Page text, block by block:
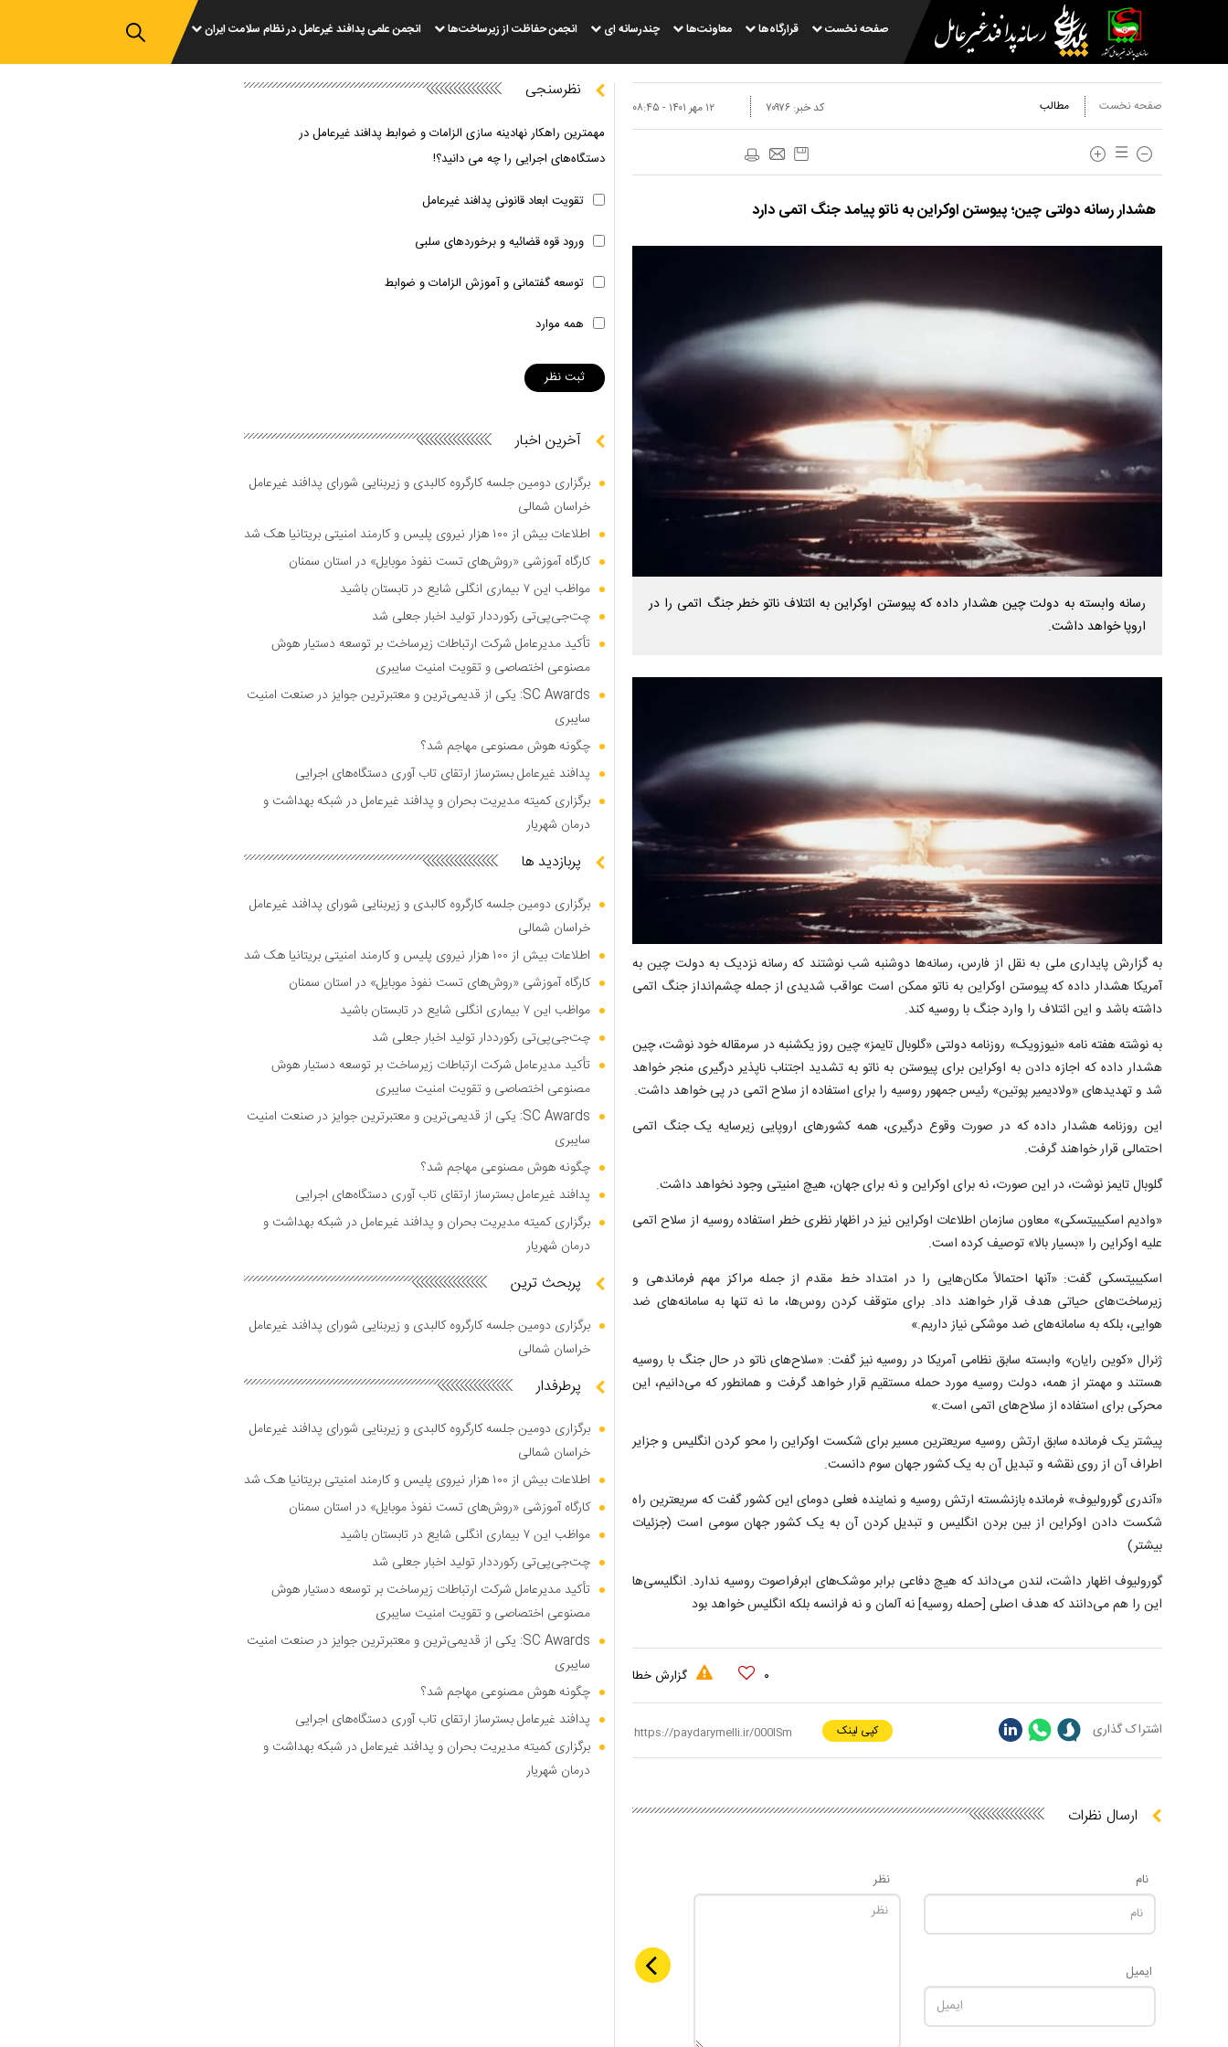
صفحه نخست قرارگاه‌ها معاونت‌ها چندرسانه ای انجمن حفاظت از زیرساخت‌ها انجمن علمی پدافند غیرعامل در نظام سلامت ایران
صفحه نخست مطالب ۱۲ مهر ۱۴۰۱ - ۰۸:۴۵ کد خبر: ۷۰۹۷۶
هشدار رسانه‌ دولتی چین؛ پیوستن اوکراین به ناتو پیامد جنگ اتمی دارد
رسانه وابسته به دولت چین هشدار داده که پیوستن اوکراین به ائتلاف ناتو خطر جنگ اتمی را در
اروپا خواهد داشت.
به گزارش پایداری ملی به نقل از فارس، رسانه‌ها دوشنبه شب نوشتند که رسانه‌ نزدیک به دولت چین به
آمریکا هشدار داده که پیوستن اوکراین به ناتو ممکن است عواقب شدیدی از جمله چشم‌انداز جنگ اتمی
داشته باشد و این ائتلاف را وارد جنگ با روسیه کند.
به نوشته هفته نامه «نیوزویک» روزنامه دولتی «گلوبال تایمز» چین روز یکشنبه در سرمقاله خود نوشت، چین
هشدار داده که اجازه دادن به اوکراین برای پیوستن به ناتو به تشدید اجتناب ناپذیر درگیری منجر خواهد
شد و تهدیدهای «ولادیمیر پوتین» رئیس جمهور روسیه را برای استفاده از سلاح اتمی در پی خواهد داشت.
این روزنامه هشدار داده که در صورت وقوع درگیری، همه کشورهای اروپایی زیرسایه یک جنگ اتمی
احتمالی قرار خواهند گرفت.
گلوبال تایمز نوشت، در این صورت، نه برای اوکراین و نه برای جهان، هیچ امنیتی وجود نخواهد داشت.
«وادیم اسکیبیتسکی» معاون سازمان اطلاعات اوکراین نیز در اظهار نظری خطر استفاده روسیه از سلاح اتمی
علیه اوکراین را «بسیار بالا» توصیف کرده است.
اسکیبیتسکی گفت: «آنها احتمالاً مکان‌هایی را در امتداد خط مقدم از جمله مراکز مهم فرماندهی و
زیرساخت‌های حیاتی هدف قرار خواهند داد. برای متوقف کردن روس‌ها، ما نه تنها به سامانه‌های ضد
هوایی، بلکه به سامانه‌های ضد موشکی نیاز داریم.»
ژنرال «کوین رایان» وابسته سابق نظامی آمریکا در روسیه نیز گفت: «سلاح‌های ناتو در حال جنگ با روسیه
هستند و مهمتر از همه، دولت روسیه مورد حمله مستقیم قرار خواهد گرفت و همانطور که می‌دانیم، این
محرکی برای استفاده از سلاح‌های اتمی است.»
پیشتر یک فرمانده سابق ارتش روسیه سریعترین مسیر برای شکست اوکراین را محو کردن انگلیس و جزایر
اطراف آن از روی نقشه و تبدیل آن به یک کشور جهان سوم دانست.
«آندری گورولیوف» فرمانده بازنشسته ارتش روسیه و نماینده فعلی دومای این کشور گفت که سریعترین راه
شکست دادن اوکراین از بین بردن انگلیس و تبدیل کردن آن به یک کشور جهان سومی است (جزئیات
بیشتر)
گورولیوف اظهار داشت، لندن می‌داند که هیچ دفاعی برابر موشک‌های ابرفراصوت روسیه ندارد. انگلیسی‌ها
این را هم می‌دانند که هدف اصلی [حمله روسیه] نه آلمان و نه فرانسه بلکه انگلیس خواهد بود
۰ گزارش خطا
اشتراک گذاری کپی لینک
ارسال نظرات
نام
ایمیل
نظر
نظرسنجی
مهمترین راهکار نهادینه سازی الزامات و ضوابط پدافند غیرعامل در
دستگاه‌های اجرایی را چه می دانید؟!
تقویت ابعاد قانونی پدافند غیرعامل
ورود قوه قضائیه و برخوردهای سلبی
توسعه گفتمانی و آموزش الزامات و ضوابط
همه موارد
آخرین اخبار
برگزاری دومین جلسه کارگروه کالبدی و زیربنایی شورای پدافند غیرعامل
خراسان شمالی
اطلاعات بیش از ۱۰۰ هزار نیروی پلیس و کارمند امنیتی بریتانیا هک شد
کارگاه آموزشی «روش‌های تست نفوذ موبایل» در استان سمنان
مواظب این ۷ بیماری انگلی شایع در تابستان باشید
چت‌جی‌پی‌تی رکورددار تولید اخبار جعلی شد
تأکید مدیرعامل شرکت ارتباطات زیرساخت بر توسعه دستیار هوش
مصنوعی اختصاصی و تقویت امنیت سایبری
SC Awards: یکی از قدیمی‌ترین و معتبرترین جوایز در صنعت امنیت
سایبری
چگونه هوش مصنوعی مهاجم شد؟
پدافند غیرعامل بسترساز ارتقای تاب آوری دستگاه‌های اجرایی
برگزاری کمیته مدیریت بحران و پدافند غیرعامل در شبکه بهداشت و
درمان شهریار
پربازدید ها
برگزاری دومین جلسه کارگروه کالبدی و زیربنایی شورای پدافند غیرعامل
خراسان شمالی
اطلاعات بیش از ۱۰۰ هزار نیروی پلیس و کارمند امنیتی بریتانیا هک شد
کارگاه آموزشی «روش‌های تست نفوذ موبایل» در استان سمنان
مواظب این ۷ بیماری انگلی شایع در تابستان باشید
چت‌جی‌پی‌تی رکورددار تولید اخبار جعلی شد
تأکید مدیرعامل شرکت ارتباطات زیرساخت بر توسعه دستیار هوش
مصنوعی اختصاصی و تقویت امنیت سایبری
SC Awards: یکی از قدیمی‌ترین و معتبرترین جوایز در صنعت امنیت
سایبری
چگونه هوش مصنوعی مهاجم شد؟
پدافند غیرعامل بسترساز ارتقای تاب آوری دستگاه‌های اجرایی
برگزاری کمیته مدیریت بحران و پدافند غیرعامل در شبکه بهداشت و
درمان شهریار
پربحث ترین
برگزاری دومین جلسه کارگروه کالبدی و زیربنایی شورای پدافند غیرعامل
خراسان شمالی
پرطرفدار
برگزاری دومین جلسه کارگروه کالبدی و زیربنایی شورای پدافند غیرعامل
خراسان شمالی
اطلاعات بیش از ۱۰۰ هزار نیروی پلیس و کارمند امنیتی بریتانیا هک شد
کارگاه آموزشی «روش‌های تست نفوذ موبایل» در استان سمنان
مواظب این ۷ بیماری انگلی شایع در تابستان باشید
چت‌جی‌پی‌تی رکورددار تولید اخبار جعلی شد
تأکید مدیرعامل شرکت ارتباطات زیرساخت بر توسعه دستیار هوش
مصنوعی اختصاصی و تقویت امنیت سایبری
SC Awards: یکی از قدیمی‌ترین و معتبرترین جوایز در صنعت امنیت
سایبری
چگونه هوش مصنوعی مهاجم شد؟
پدافند غیرعامل بسترساز ارتقای تاب آوری دستگاه‌های اجرایی
برگزاری کمیته مدیریت بحران و پدافند غیرعامل در شبکه بهداشت و
درمان شهریار